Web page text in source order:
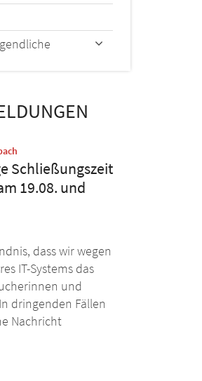
Schließungszeit
19.08. und
dass wir wegen
IT-Systems das
und
dringenden Fällen
Nachricht